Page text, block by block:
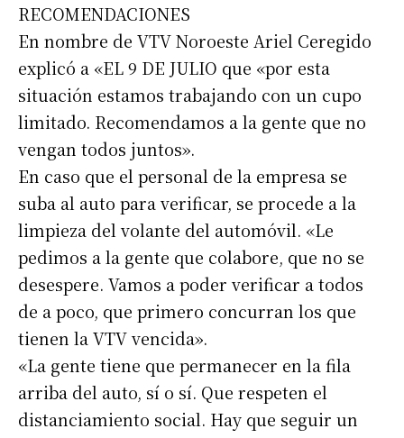
Suscribirme gratis
Dirección de correo electrónico *
RECOMENDACIONES
En nombre de VTV Noroeste Ariel Ceregido
explicó a «EL 9 DE JULIO que «por esta
situación estamos trabajando con un cupo
limitado. Recomendamos a la gente que no
vengan todos juntos».
En caso que el personal de la empresa se
suba al auto para verificar, se procede a la
limpieza del volante del automóvil. «Le
pedimos a la gente que colabore, que no se
desespere. Vamos a poder verificar a todos
de a poco, que primero concurran los que
tienen la VTV vencida».
«La gente tiene que permanecer en la fila
arriba del auto, sí o sí. Que respeten el
distanciamiento social. Hay que seguir un